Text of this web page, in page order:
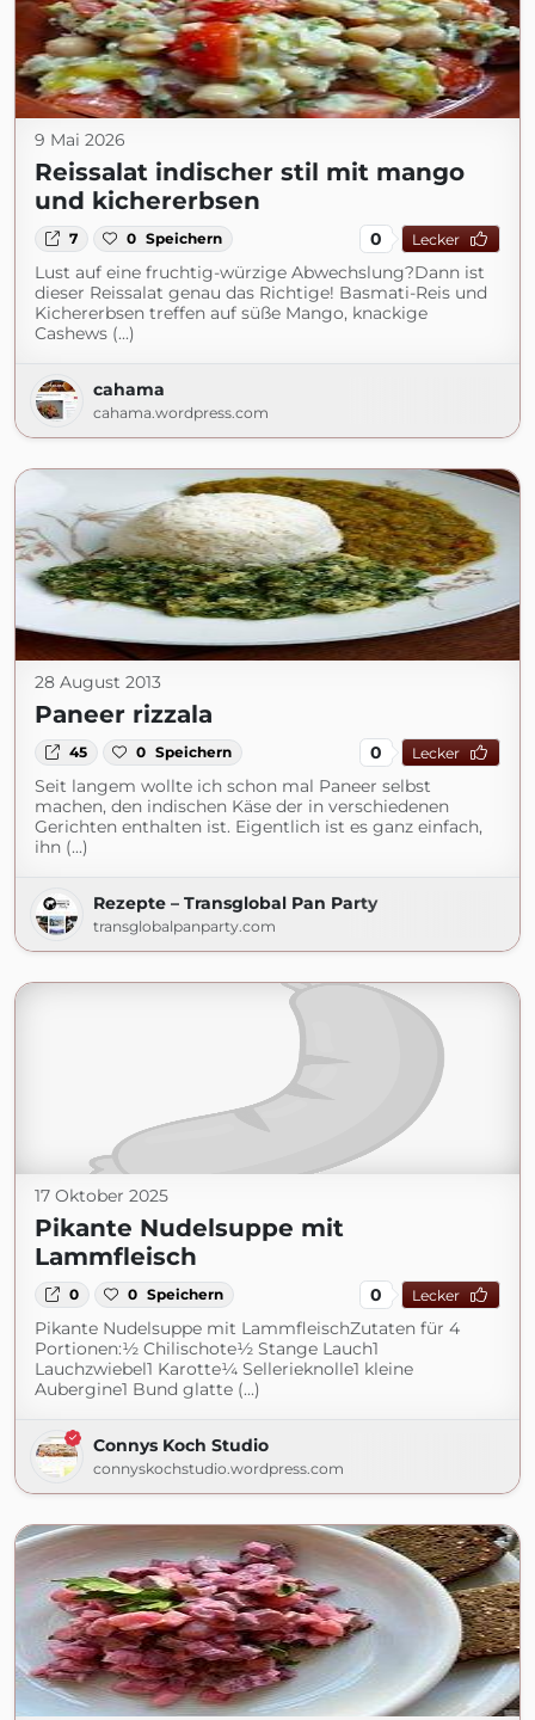
9 Mai 2026
Reissalat indischer stil mit mango
und kichererbsen
7 0 Speichern 0 Lecker
Lust auf eine fruchtig-würzige Abwechslung?Dann ist
dieser Reissalat genau das Richtige! Basmati-Reis und
Kichererbsen treffen auf süße Mango, knackige
Cashews (...)
cahama
cahama.wordpress.com
28 August 2013
Paneer rizzala
45 0 Speichern 0 Lecker
Seit langem wollte ich schon mal Paneer selbst
machen, den indischen Käse der in verschiedenen
Gerichten enthalten ist. Eigentlich ist es ganz einfach,
ihn (...)
Rezepte – Transglobal Pan Party
transglobalpanparty.com
17 Oktober 2025
Pikante Nudelsuppe mit
Lammfleisch
0 0 Speichern 0 Lecker
Pikante Nudelsuppe mit LammfleischZutaten für 4
Portionen:½ Chilischote½ Stange Lauch1
Lauchzwiebel1 Karotte¼ Sellerieknolle1 kleine
Aubergine1 Bund glatte (...)
Connys Koch Studio
connyskochstudio.wordpress.com